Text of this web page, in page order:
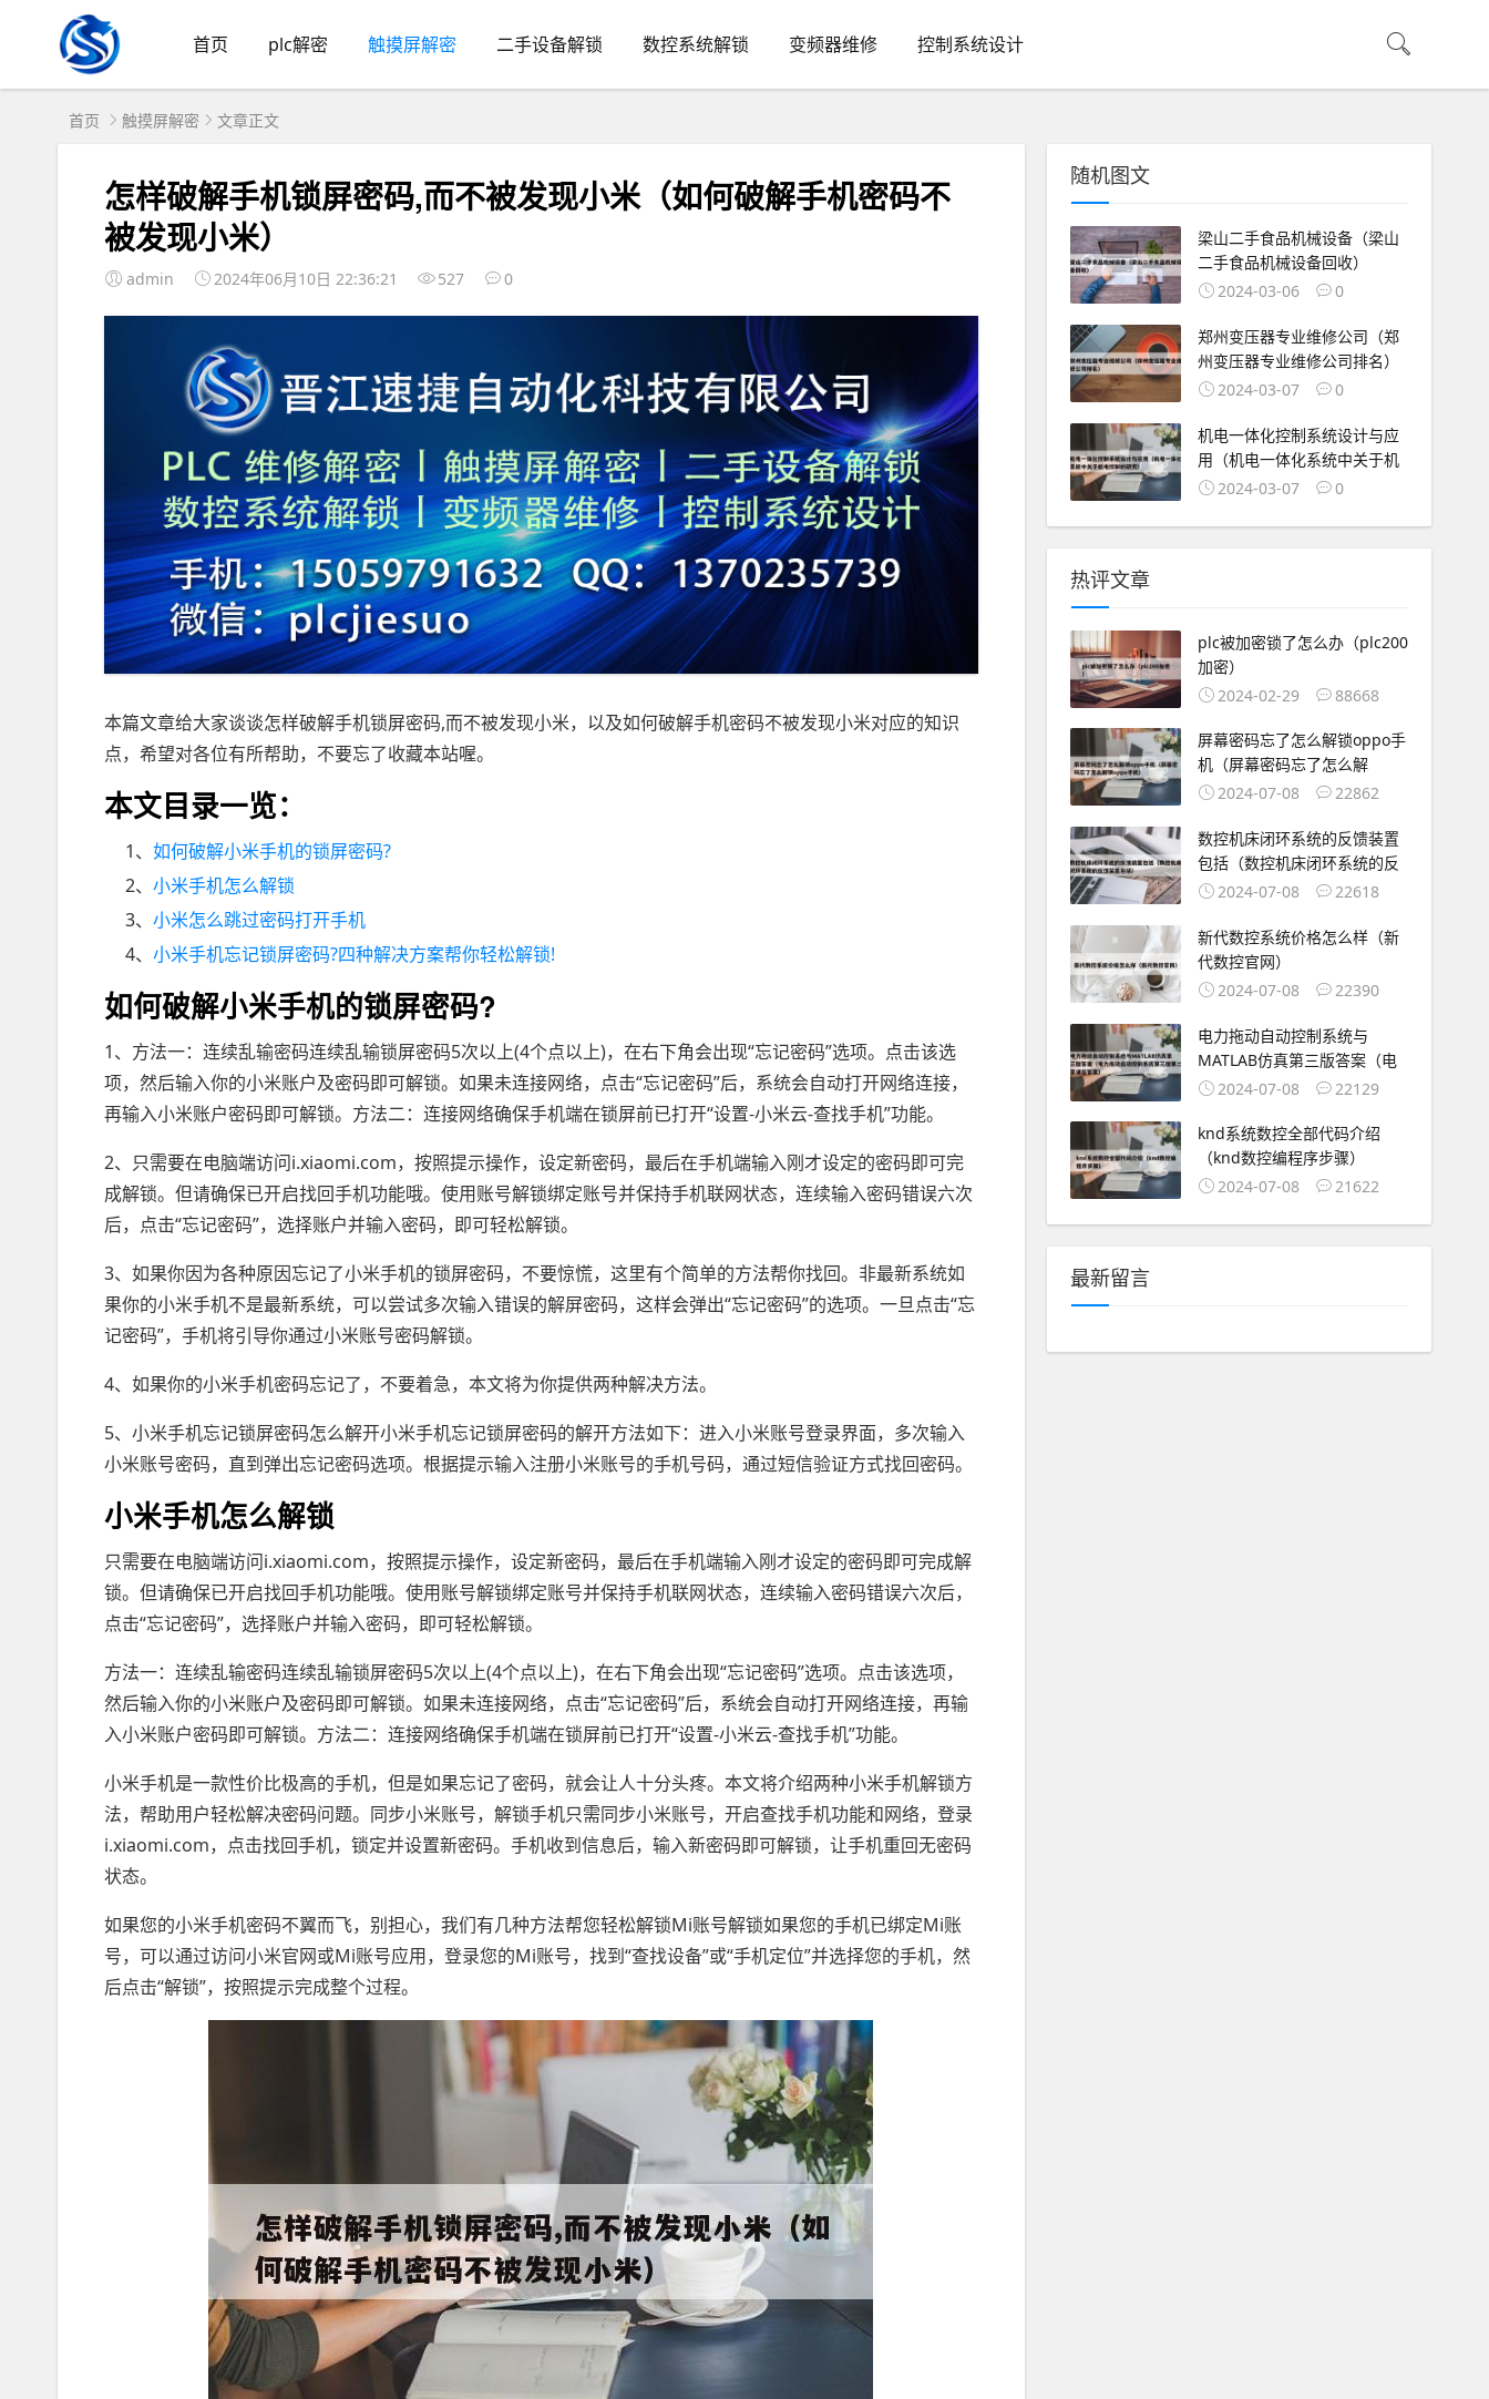
首页 plc解密 触摸屏解密 二手设备解锁 数控系统解锁 变频器维修 控制系统设计
首页 触摸屏解密 文章正文
怎样破解手机锁屏密码,而不被发现小米（如何破解手机密码不
被发现小米）
admin 2024年06月10日 22:36:21 527 0
本篇文章给大家谈谈怎样破解手机锁屏密码,而不被发现小米，以及如何破解手机密码不被发现小米对应的知识
点，希望对各位有所帮助，不要忘了收藏本站喔。
本文目录一览：
1、如何破解小米手机的锁屏密码?
2、小米手机怎么解锁
3、小米怎么跳过密码打开手机
4、小米手机忘记锁屏密码?四种解决方案帮你轻松解锁!
如何破解小米手机的锁屏密码?
1、方法一：连续乱输密码连续乱输锁屏密码5次以上(4个点以上)，在右下角会出现“忘记密码”选项。点击该选
项，然后输入你的小米账户及密码即可解锁。如果未连接网络，点击“忘记密码”后，系统会自动打开网络连接，
再输入小米账户密码即可解锁。方法二：连接网络确保手机端在锁屏前已打开“设置-小米云-查找手机”功能。
2、只需要在电脑端访问i.xiaomi.com，按照提示操作，设定新密码，最后在手机端输入刚才设定的密码即可完
成解锁。但请确保已开启找回手机功能哦。使用账号解锁绑定账号并保持手机联网状态，连续输入密码错误六次
后，点击“忘记密码”，选择账户并输入密码，即可轻松解锁。
3、如果你因为各种原因忘记了小米手机的锁屏密码，不要惊慌，这里有个简单的方法帮你找回。非最新系统如
果你的小米手机不是最新系统，可以尝试多次输入错误的解屏密码，这样会弹出“忘记密码”的选项。一旦点击“忘
记密码”，手机将引导你通过小米账号密码解锁。
4、如果你的小米手机密码忘记了，不要着急，本文将为你提供两种解决方法。
5、小米手机忘记锁屏密码怎么解开小米手机忘记锁屏密码的解开方法如下：进入小米账号登录界面，多次输入
小米账号密码，直到弹出忘记密码选项。根据提示输入注册小米账号的手机号码，通过短信验证方式找回密码。
小米手机怎么解锁
只需要在电脑端访问i.xiaomi.com，按照提示操作，设定新密码，最后在手机端输入刚才设定的密码即可完成解
锁。但请确保已开启找回手机功能哦。使用账号解锁绑定账号并保持手机联网状态，连续输入密码错误六次后，
点击“忘记密码”，选择账户并输入密码，即可轻松解锁。
方法一：连续乱输密码连续乱输锁屏密码5次以上(4个点以上)，在右下角会出现“忘记密码”选项。点击该选项，
然后输入你的小米账户及密码即可解锁。如果未连接网络，点击“忘记密码”后，系统会自动打开网络连接，再输
入小米账户密码即可解锁。方法二：连接网络确保手机端在锁屏前已打开“设置-小米云-查找手机”功能。
小米手机是一款性价比极高的手机，但是如果忘记了密码，就会让人十分头疼。本文将介绍两种小米手机解锁方
法，帮助用户轻松解决密码问题。同步小米账号，解锁手机只需同步小米账号，开启查找手机功能和网络，登录
i.xiaomi.com，点击找回手机，锁定并设置新密码。手机收到信息后，输入新密码即可解锁，让手机重回无密码
状态。
如果您的小米手机密码不翼而飞，别担心，我们有几种方法帮您轻松解锁Mi账号解锁如果您的手机已绑定Mi账
号，可以通过访问小米官网或Mi账号应用，登录您的Mi账号，找到“查找设备”或“手机定位”并选择您的手机，然
后点击“解锁”，按照提示完成整个过程。
随机图文
梁山二手食品机械设备（梁山
二手食品机械设备回收）
2024-03-06
0
郑州变压器专业维修公司（郑
州变压器专业维修公司排名）
2024-03-07
0
机电一体化控制系统设计与应
用（机电一体化系统中关于机
2024-03-07
0
热评文章
plc被加密锁了怎么办（plc200
加密）
2024-02-29
88668
屏幕密码忘了怎么解锁oppo手
机（屏幕密码忘了怎么解
2024-07-08
22862
数控机床闭环系统的反馈装置
包括（数控机床闭环系统的反
2024-07-08
22618
新代数控系统价格怎么样（新
代数控官网）
2024-07-08
22390
电力拖动自动控制系统与
MATLAB仿真第三版答案（电
2024-07-08
22129
knd系统数控全部代码介绍
（knd数控编程序步骤）
2024-07-08
21622
最新留言